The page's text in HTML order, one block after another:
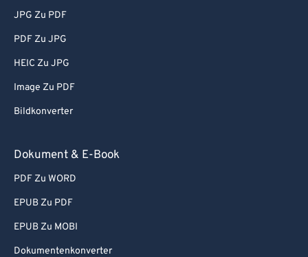
JPG Zu PDF
PDF Zu JPG
HEIC Zu JPG
Image Zu PDF
Bildkonverter
Dokument & E-Book
PDF Zu WORD
EPUB Zu PDF
EPUB Zu MOBI
Dokumentenkonverter